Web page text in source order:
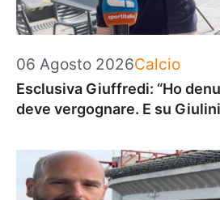
06 Agosto 2026Categorie
Calcio
Esclusiva Giuffredi: “Ho
deve vergognare. E su